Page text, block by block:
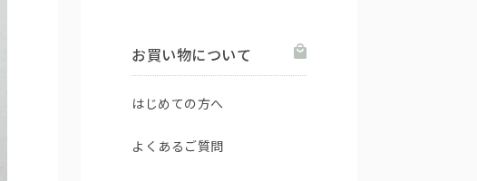
お買い物について
はじめての方へ
よくあるご質問